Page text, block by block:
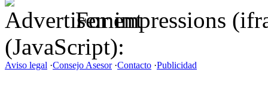
For impressions
(JavaScript):
Aviso legal ·Consejo Asesor·Contacto ·Publicidad